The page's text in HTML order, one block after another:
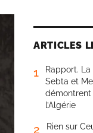
ARTICLES
1
Rapport.
Sebta et
démontrent
l’Algérie
2 Rien sur